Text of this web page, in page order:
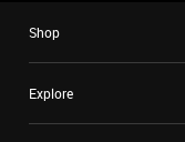
Shop
Explore